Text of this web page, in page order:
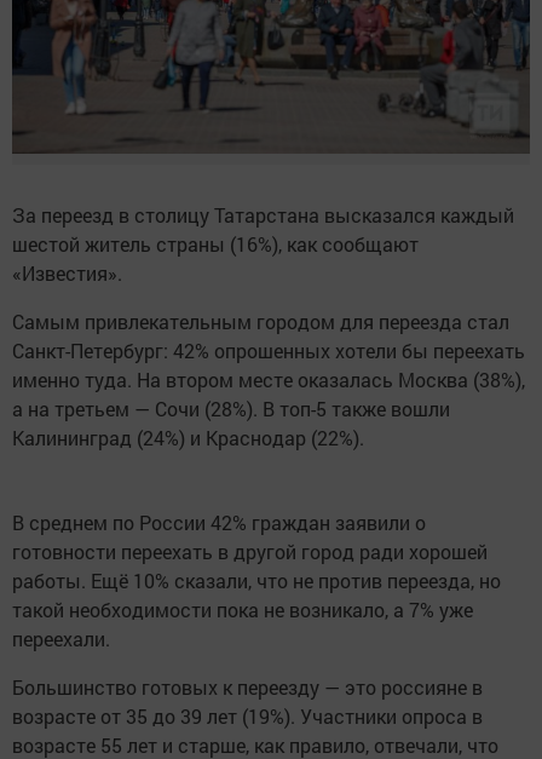
За переезд в столицу Татарстана высказался каждый
шестой житель страны (16%), как сообщают
«Известия».
Самым привлекательным городом для переезда стал
Санкт-Петербург: 42% опрошенных хотели бы переехать
именно туда. На втором месте оказалась Москва (38%),
а на третьем — Сочи (28%). В топ-5 также вошли
Калининград (24%) и Краснодар (22%).
В среднем по России 42% граждан заявили о
готовности переехать в другой город ради хорошей
работы. Ещё 10% сказали, что не против переезда, но
такой необходимости пока не возникало, а 7% уже
переехали.
Большинство готовых к переезду — это россияне в
возрасте от 35 до 39 лет (19%). Участники опроса в
возрасте 55 лет и старше, как правило, отвечали, что